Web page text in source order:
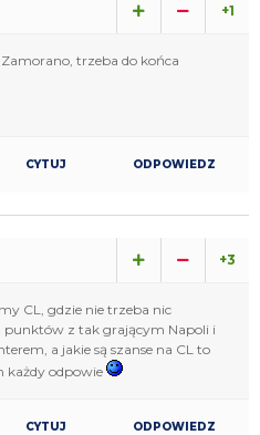
+1
trzeba do końca
CYTUJ ODPOWIEDZ
+3
CL, gdzie nie trzeba nic
punktów z tak grającym Napoli i
a jakie są szanse na CL to
każdy odpowie
CYTUJ ODPOWIEDZ